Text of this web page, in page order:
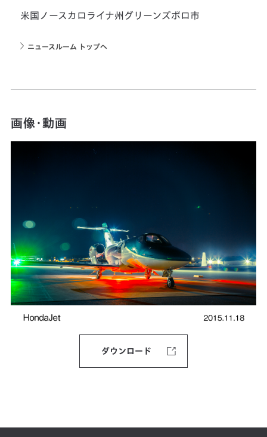
米国ノースカロライナ州グリーンズボロ市
ニュースルーム トップへ
画像・動画
ダウンロード